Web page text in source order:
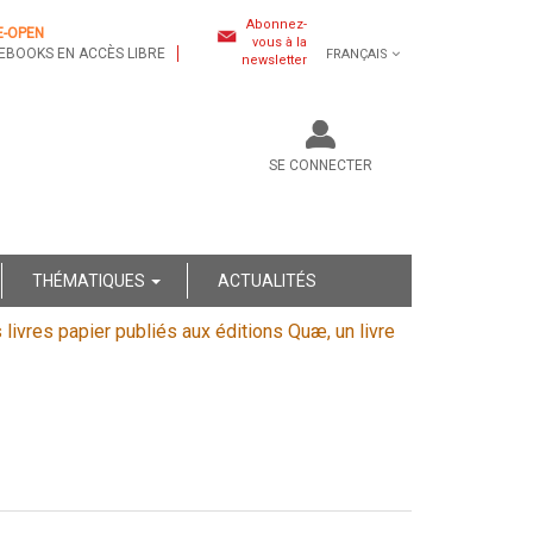
OPEN
EN ACCÈS LIBRE
Abonnez-
vous à la
newsletter
FRANÇAIS
SE CONNECTER
THÉMATIQUES ACTUALITÉS
livres papier publiés aux éditions Quæ, un livre